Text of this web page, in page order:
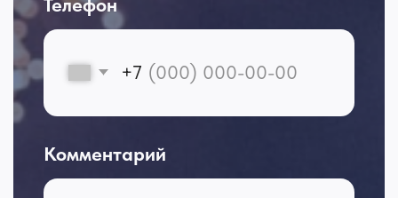
+7 912 365-50-10
Главный специалист
E-mail